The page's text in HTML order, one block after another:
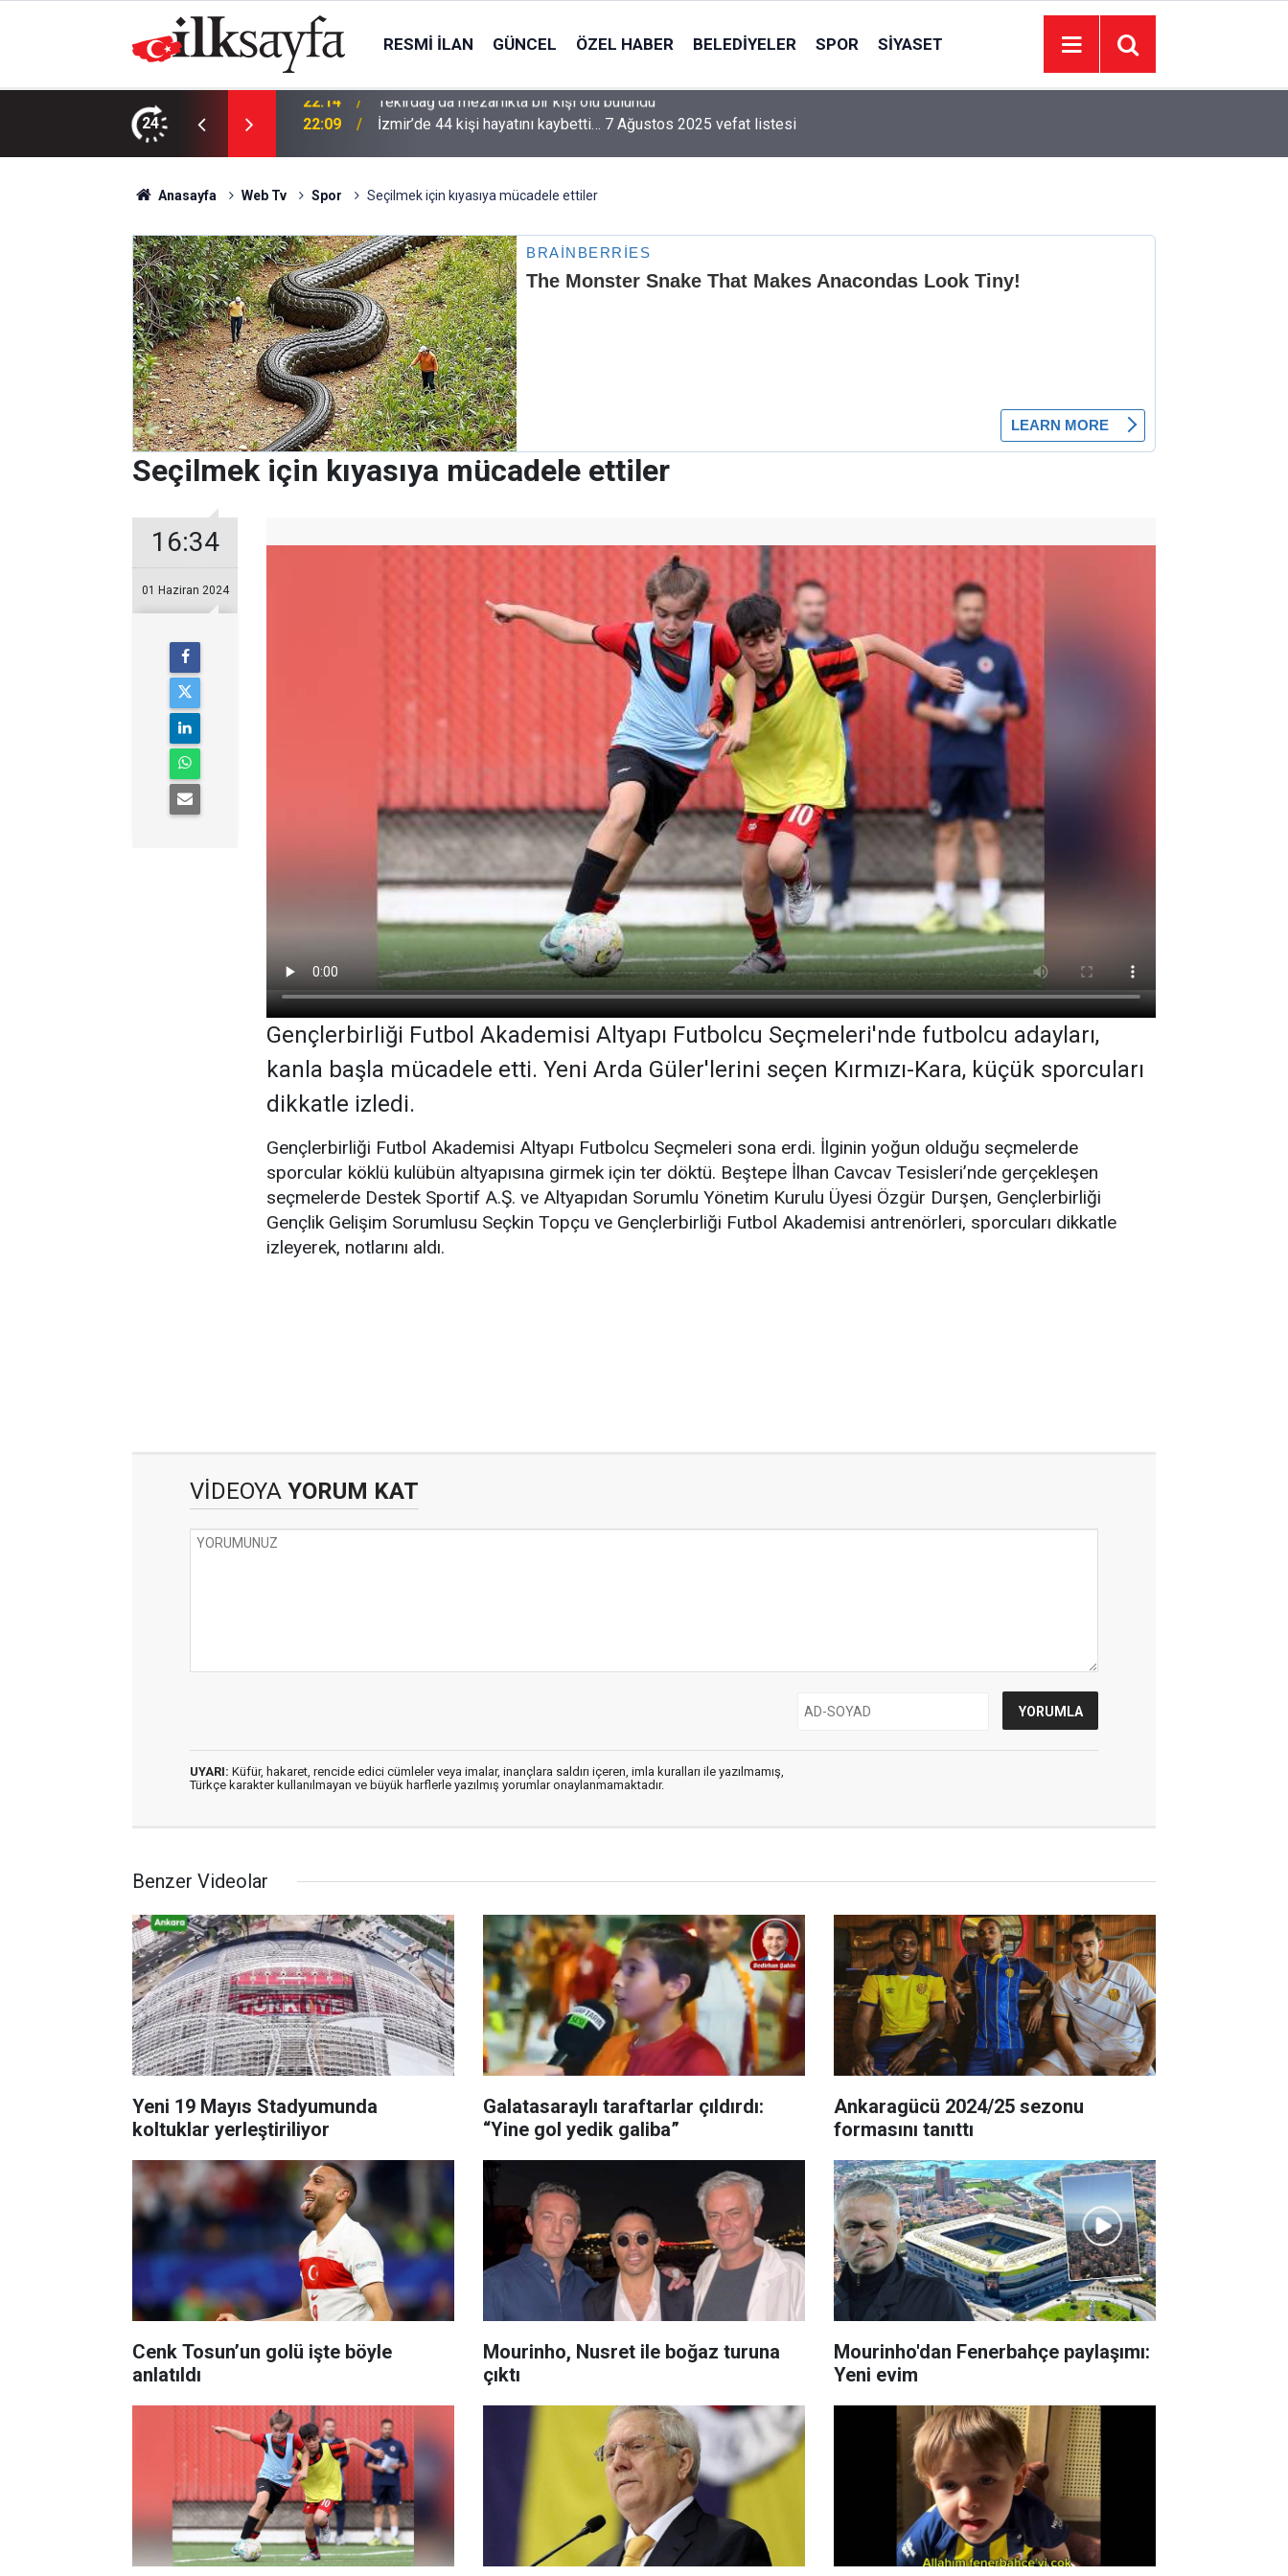
RESMI İLAN GÜNCEL ÖZEL HABER BELEDIYELER SPOR SIYASET
24 22:09 İzmir’de 44 kişi hayatını kaybetti… 7 Ağustos 2025 vefat listesi
Anasayfa Web Tv Spor Seçilmek için kıyasıya mücadele ettiler
Seçilmek için kıyasıya mücadele ettiler
16:34
01 Haziran 2024
Gençlerbirliği Futbol Akademisi Altyapı Futbolcu Seçmeleri'nde futbolcu adayları,
kanla başla mücadele etti. Yeni Arda Güler'lerini seçen Kırmızı-Kara, küçük sporcuları
dikkatle izledi.
Gençlerbirliği Futbol Akademisi Altyapı Futbolcu Seçmeleri sona erdi. İlginin yoğun olduğu seçmelerde
sporcular köklü kulübün altyapısına girmek için ter döktü. Beştepe İlhan Cavcav Tesisleri’nde gerçekleşen
seçmelerde Destek Sportif A.Ş. ve Altyapıdan Sorumlu Yönetim Kurulu Üyesi Özgür Durşen, Gençlerbirliği
Gençlik Gelişim Sorumlusu Seçkin Topçu ve Gençlerbirliği Futbol Akademisi antrenörleri, sporcuları dikkatle
izleyerek, notlarını aldı.
VİDEOYA YORUM KAT
UYARI: Küfür, hakaret, rencide edici cümleler veya imalar, inançlara saldırı içeren, imla kuralları ile yazılmamış,
Türkçe karakter kullanılmayan ve büyük harflerle yazılmış yorumlar onaylanmamaktadır.
Benzer Videolar
Yeni 19 Mayıs Stadyumunda
koltuklar yerleştiriliyor
Galatasaraylı taraftarlar çıldırdı:
“Yine gol yedik galiba”
Ankaragücü 2024/25 sezonu
formasını tanıttı
Cenk Tosun’un golü işte böyle
anlatıldı
Mourinho, Nusret ile boğaz turuna
çıktı
Mourinho'dan Fenerbahçe paylaşımı:
Yeni evim